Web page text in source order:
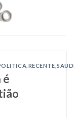
RECENTE ,
é